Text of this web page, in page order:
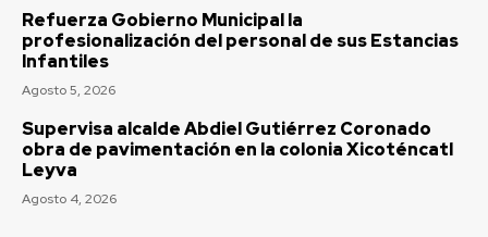
Refuerza Gobierno Municipal la
profesionalización del personal de sus Estancias
Infantiles
Agosto 5, 2026
Supervisa alcalde Abdiel Gutiérrez Coronado
obra de pavimentación en la colonia Xicoténcatl
Leyva
Agosto 4, 2026